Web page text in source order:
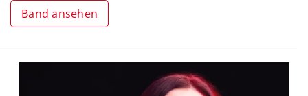
Band ansehen